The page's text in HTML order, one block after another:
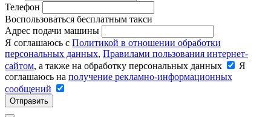
Телефон
Воспользоваться бесплатным такси
Адрес подачи машины
Я соглашаюсь с Политикой в отношении обработки
персональных данных, Правилами пользования интернет-
сайтом, а также на обработку персональных данных
Я
соглашаюсь на получение рекламно-информационных
сообщений
Отправить